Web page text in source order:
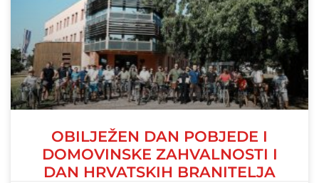
OBILJEŽEN DAN POBJEDE I
DOMOVINSKE ZAHVALNOSTI I
DAN HRVATSKIH BRANITELJA